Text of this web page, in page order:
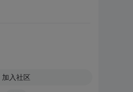
加入社区